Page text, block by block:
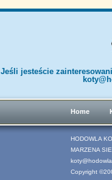
Jeśli jesteście
Home
HODOWLA
MARZENA
Copyright